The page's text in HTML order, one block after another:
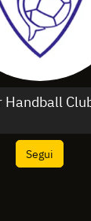
Handball
Segui